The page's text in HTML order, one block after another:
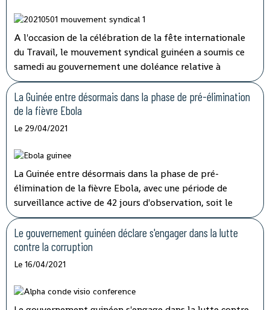
A l'occasion de la célébration de la fête internationale
du Travail, le mouvement syndical guinéen a soumis ce
samedi au gouvernement une doléance relative à
l'augmentation de salaire et de pension de retraite.
La Guinée entre désormais dans la phase de pré-élimination
de la fièvre Ebola
Le 29/04/2021
La Guinée entre désormais dans la phase de pré-
élimination de la fièvre Ebola, avec une période de
surveillance active de 42 jours d'observation, soit le
double de la période d'incubation du virus, a indiqué
mardi à la télévision nationale, Sory Condé, chargé des
études au département surveillance à l'Agence nationale
de sécurité sanitaire (ANSS).
Le gouvernement guinéen déclare s'engager dans la lutte
contre la corruption
Le 16/04/2021